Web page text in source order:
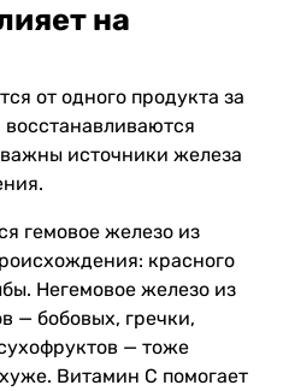
на
от одного продукта за
источники железа
гемовое железо из
красного
Негемовое железо из
— бобовых, гречки,
— тоже
Витамин C помогает